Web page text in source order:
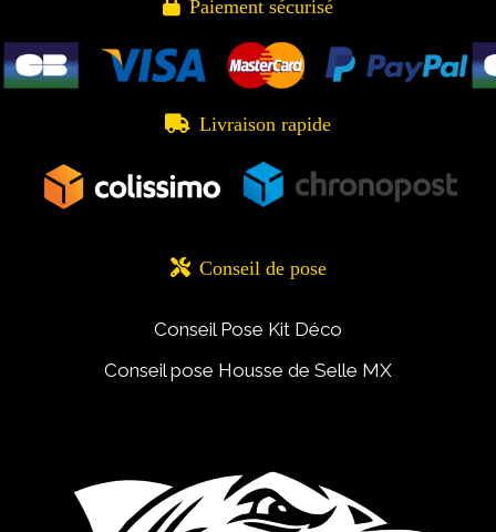
 Paiement sécurisé
 Livraison rapide
 Conseil de pose
Conseil Pose Kit Déco
Conseil pose Housse de Selle MX